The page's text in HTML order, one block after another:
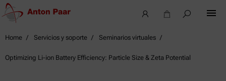
Home Servicios y soporte Seminarios virtuales
Optimizing Li-ion Battery Efficiency: Particle Size & Zeta Potential